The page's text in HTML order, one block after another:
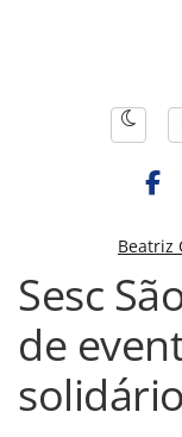
Beatriz
Sesc
de
solidário